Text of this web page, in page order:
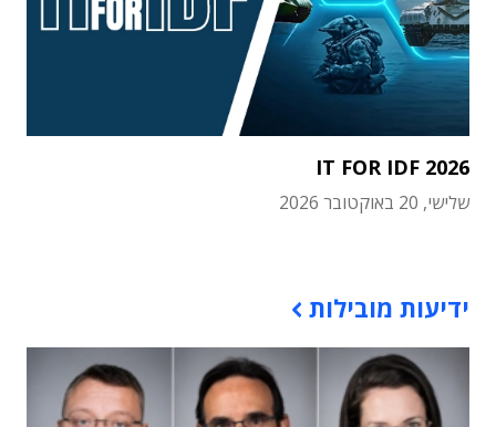
IT FOR IDF 2026
שלישי, 20 באוקטובר 2026
ידיעות מובילות